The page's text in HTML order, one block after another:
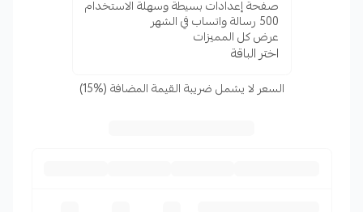
صفحة إعدادات بسيطة وسهلة الاستخدام
500 رسالة واتساب في الشهر
عرض كل المميزات
اختر الباقة
السعر لا يشمل ضريبة القيمة المضافة (%15)